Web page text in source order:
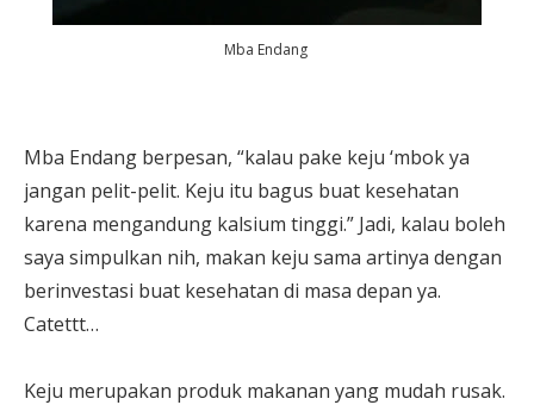
Mba Endang
Mba Endang berpesan, “kalau pake keju ‘mbok ya
jangan pelit-pelit. Keju itu bagus buat kesehatan
karena mengandung kalsium tinggi.” Jadi, kalau boleh
saya simpulkan nih, makan keju sama artinya dengan
berinvestasi buat kesehatan di masa depan ya.
Catettt…
Keju merupakan produk makanan yang mudah rusak.